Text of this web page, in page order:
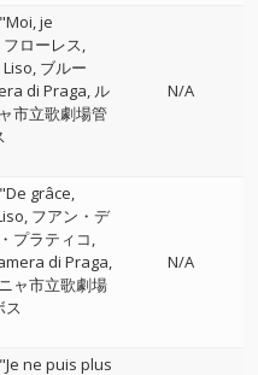
je
ローレス
ブルー
di Praga ル
市立歌劇場管
N/A
grâce,
フアン・デ
プラティコ
di Praga
ャ市立歌劇場
ス
N/A
ne puis plus